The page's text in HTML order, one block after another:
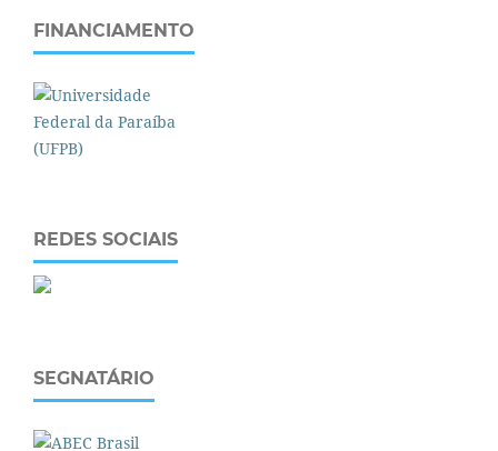
FINANCIAMENTO
REDES SOCIAIS
SEGNATÁRIO